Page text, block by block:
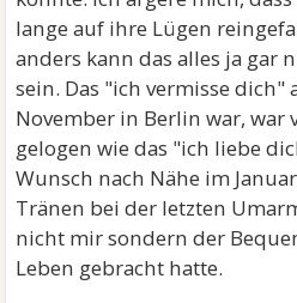
lange auf ihre Lügen
anders kann das alles ja gar
sein. Das "ich vermisse dich"
November in Berlin war, war
gelogen wie das "ich liebe
Wunsch nach Nähe im
Tränen bei der letzten
nicht mir sondern der
Leben gebracht hatte.